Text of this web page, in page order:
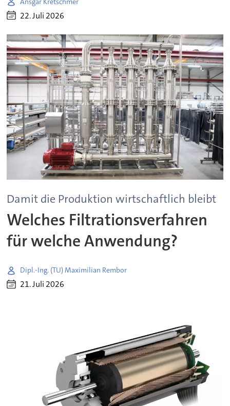
22. Juli 2026
Damit die Produktion wirtschaftlich bleibt
Welches Filtrationsverfahren
für welche Anwendung?
Dipl.-Ing. (TU) Maximilian Rembor
21. Juli 2026